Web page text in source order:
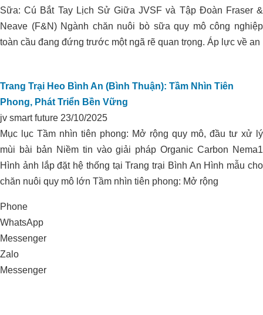
KIỂM SOÁT PH ĐẤT TRỒNG VÀ
CHĂM SÓC VƯỜN TIÊU
Sữa: Cú Bắt Tay Lịch Sử Giữa JVSF và Tập Đoàn Fraser &
Neave (F&N) Ngành chăn nuôi bò sữa quy mô công nghiệp
toàn cầu đang đứng trước một ngã rẽ quan trọng. Áp lực về an
Trang Trại Heo Bình An (Bình Thuận): Tầm Nhìn Tiên
Phong, Phát Triển Bền Vững
jv smart future 23/10/2025
Mục lục Tầm nhìn tiên phong: Mở rộng quy mô, đầu tư xử lý
mùi bài bản Niềm tin vào giải pháp Organic Carbon Nema1
Hình ảnh lắp đặt hệ thống tại Trang trại Bình An Hình mẫu cho
chăn nuôi quy mô lớn Tầm nhìn tiên phong: Mở rộng
Phone
WhatsApp
Messenger
Zalo
Messenger